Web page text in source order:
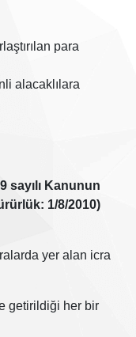
para
alacaklılara
sayılı Kanunun
1/8/2010)
yer alan icra
getirildiği her bir